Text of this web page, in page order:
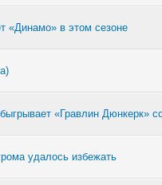
«Динамо» в этом сезоне
«Гравлин Дюнкерк»
удалось избежать